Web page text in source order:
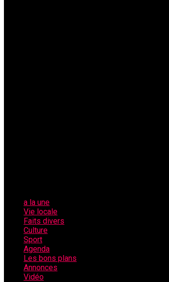
a la une
Vie locale
Faits divers
Culture
Sport
Agenda
Les bons plans
Annonces
Vidéo